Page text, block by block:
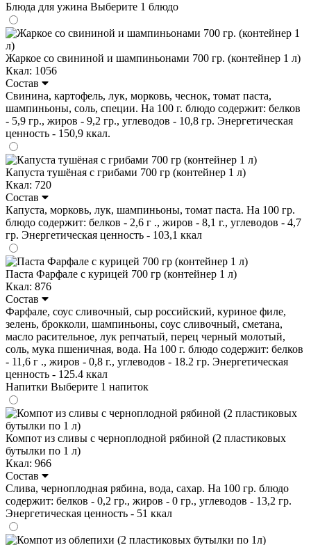
Блюда для ужина Выберите 1 блюдо
Жаркое со свининой и шампиньонами 700 гр. (контейнер 1 л)
Ккал: 1056
Состав
Свинина, картофель, лук, морковь, чеснок, томат паста,
шампиньоны, соль, специи. На 100 г. блюдо содержит: белков
- 5,9 гр., жиров - 9,2 гр., углеводов - 10,8 гр. Энергетическая
ценность - 150,9 ккал.
Капуста тушёная с грибами 700 гр (контейнер 1 л)
Ккал: 720
Состав
Капуста, морковь, лук, шампиньоны, томат паста. На 100 гр.
блюдо содержит: белков - 2,6 г ., жиров - 8,1 г., углеводов - 4,7
гр. Энергетическая ценность - 103,1 ккал
Паста Фарфале с курицей 700 гр (контейнер 1 л)
Ккал: 876
Состав
Фарфале, соус сливочный, сыр российский, куриное филе,
зелень, брокколи, шампиньоны, соус сливочный, сметана,
масло расительное, лук репчатый, перец черный молотый,
соль, мука пшеничная, вода. На 100 г. блюдо содержит: белков
- 11,6 г ., жиров - 0,8 г., углеводов - 18.2 гр. Энергетическая
ценность - 125.4 ккал
Напитки Выберите 1 напиток
Компот из сливы с черноплодной рябиной (2 пластиковых
бутылки по 1 л)
Ккал: 966
Состав
Слива, черноплодная рябина, вода, сахар. На 100 гр. блюдо
содержит: белков - 0,2 гр., жиров - 0 гр., углеводов - 13,2 гр.
Энергетическая ценность - 51 ккал